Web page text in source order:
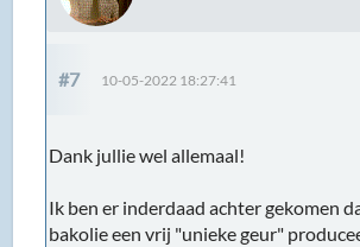
#7 10-05-2022 18:27:41
Dank jullie wel allemaal!
Ik ben er inderdaad achter gekomen
bakolie een vrij "unieke geur"